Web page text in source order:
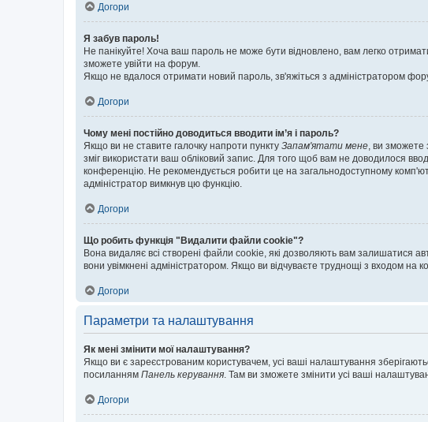
Догори
Я забув пароль!
Не панікуйте! Хоча ваш пароль не може бути відновлено, вам легко
зможете увійти на форум.
Якщо не вдалося отримати новий пароль, зв'яжіться з адміністратором
Догори
Чому мені постійно доводиться вводити ім’я і пароль?
Якщо ви не ставите галочку напроти пункту Запам'ятати мене , ви
зміг використати ваш обліковий запис. Для того щоб вам не доводилося
конференцію. Не рекомендується робити це на загальнодоступному
адміністратор вимкнув цю функцію.
Догори
Що робить функція "Видалити файли cookie"?
Вона видаляє всі створені файли cookie, які дозволяють вам залишатися
вони увімкнені адміністратором. Якщо ви відчуваєте труднощі з входом
Догори
Параметри та налаштування
Як мені змінити мої налаштування?
Якщо ви є зареєстрованим користувачем, усі ваші налаштування
посиланням Панель керування . Там ви зможете змінити усі ваші
Догори